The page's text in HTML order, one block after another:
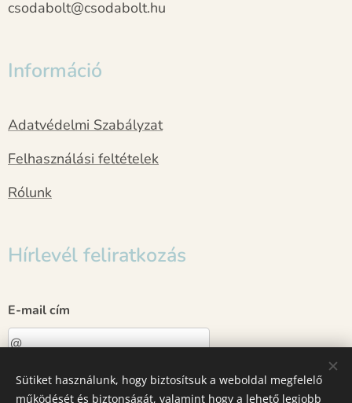
csodabolt@csodabolt.hu
Információ
Adatvédelmi Szabályzat
Felhasználási feltételek
Rólunk
Hírlevél feliratkozás
E-mail cím
Küldés
Sütiket használunk, hogy biztosítsuk a weboldal megfelelő
működését és biztonságát, valamint hogy a lehető legjobb